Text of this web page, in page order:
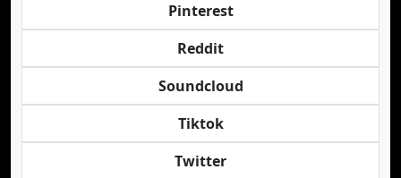
Pinterest
Reddit
Soundcloud
Tiktok
Twitter